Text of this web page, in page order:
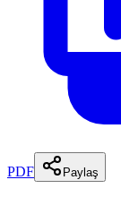
PDF Paylaş